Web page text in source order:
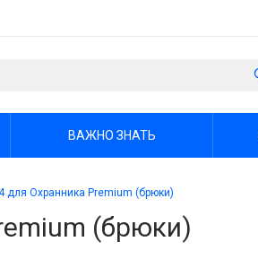
ВАЖНО ЗНАТЬ
для Охранника Premium (брюки)
(брюки)